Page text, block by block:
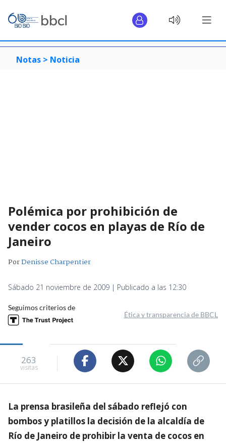
Notas > Noticia
Polémica por prohibición de
vender cocos en playas de Río de
Janeiro
PorDenisse Charpentier
Sábado 21 noviembre de 2009 | Publicado a las 12:30
Seguimos criterios de
Ética y transparencia de BBCL
263
visitas
La prensa brasileña del sábado reflejó con
bombos y platillos la decisión de la alcaldía de
Río de Janeiro de prohibir la venta de cocos en